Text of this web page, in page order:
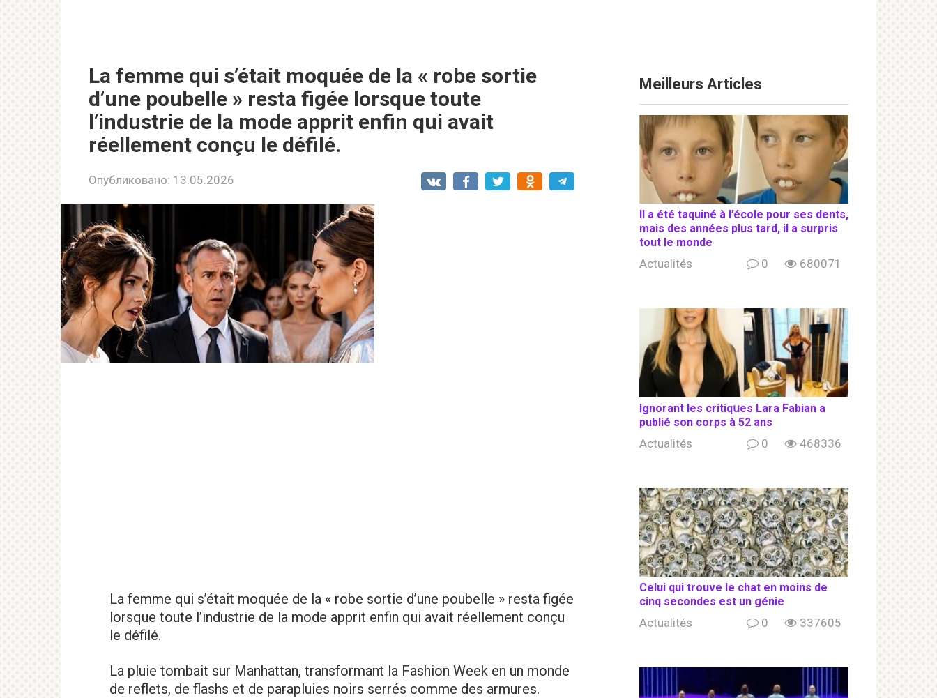
La femme qui s’était moquée de la « robe sortie
d’une poubelle » resta figée lorsque toute
l’industrie de la mode apprit enfin qui avait
réellement conçu le défilé.
Опубликовано: 13.05.2026
La femme qui s’était moquée de la « robe sortie d’une poubelle » resta figée
lorsque toute l’industrie de la mode apprit enfin qui avait réellement conçu
le défilé.
La pluie tombait sur Manhattan, transformant la Fashion Week en un monde
de reflets, de flashs et de parapluies noirs serrés comme des armures.
Meilleurs Articles
Il a été taquiné à l’école pour ses dents,
mais des années plus tard, il a surpris
tout le monde
Actualités 0 680071
Ignorant les сritiqսеs Lara Fabian a
publié son соrрs à 52 ans
Actualités 0 468336
Celui qui trouve le chat en moins de
cinq secondes est un génie
Actualités 0 337605